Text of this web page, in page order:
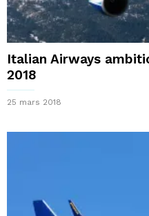
Italian Airways
2018
25 mars 2018